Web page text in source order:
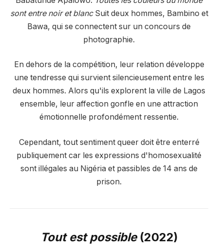
sont entre noir et blanc Suit deux hommes, Bambino et
Bawa, qui se connectent sur un concours de
photographie.
En dehors de la compétition, leur relation développe
une tendresse qui survient silencieusement entre les
deux hommes. Alors qu'ils explorent la ville de Lagos
ensemble, leur affection gonfle en une attraction
émotionnelle profondément ressentie.
Cependant, tout sentiment queer doit être enterré
publiquement car les expressions d'homosexualité
sont illégales au Nigéria et passibles de 14 ans de
prison.
Tout est possible (2022)